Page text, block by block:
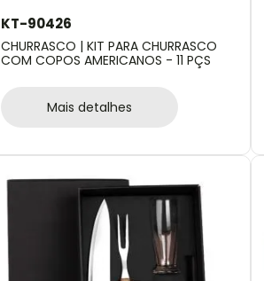
KT-90426
CHURRASCO | KIT PARA CHURRASCO
COM COPOS AMERICANOS - 11 PÇS
Mais detalhes